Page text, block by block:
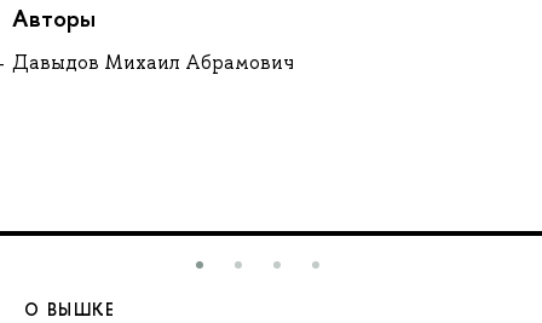
Авторы
Давыдов Михаил Абрамович
О ВЫШКЕ